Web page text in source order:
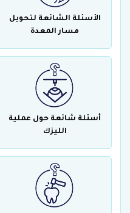
الأسئلة الشائعة لتحويل
مسار المعدة
أسئلة شائعة حول عملية
الليزك